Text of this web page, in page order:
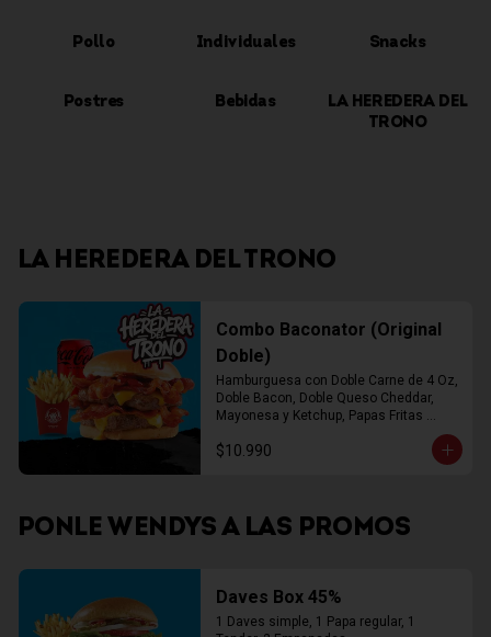
Pollo Individuales Snacks
Postres Bebidas
LA HEREDERA DEL
TRONO
LA HEREDERA DEL TRONO
Combo Baconator (Original
Doble)
Hamburguesa con Doble Carne de 4 Oz,
Doble Bacon, Doble Queso Cheddar,
Mayonesa y Ketchup, Papas Fritas
$10.990
PONLE WENDYS A LAS PROMOS
Daves Box 45%
1 Daves simple, 1 Papa regular, 1